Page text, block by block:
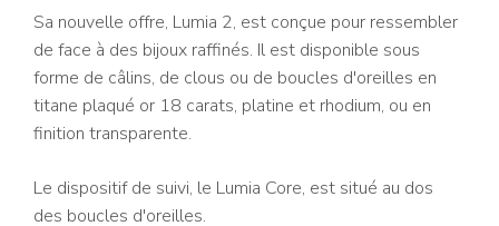
Sa nouvelle offre, Lumia 2, est conçue pour ressembler
de face à des bijoux raffinés. Il est disponible sous
forme de câlins, de clous ou de boucles d'oreilles en
titane plaqué or 18 carats, platine et rhodium, ou en
finition transparente.
Le dispositif de suivi, le Lumia Core, est situé au dos
des boucles d'oreilles.